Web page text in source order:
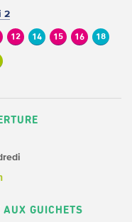
2
12 14 15 16 18
AUX GUICHETS